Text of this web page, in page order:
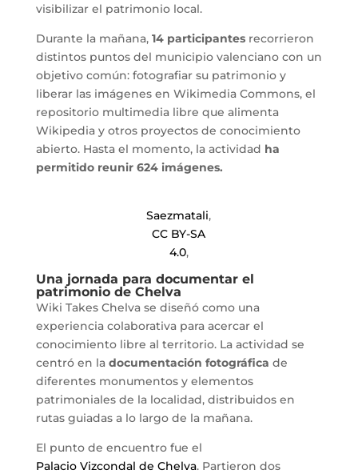
visibilizar el patrimonio local.
Durante la mañana, 14 participantesrecorrieron
distintos puntos del municipio valenciano con un
objetivo común: fotografiar su patrimonio y
liberar las imágenes en Wikimedia Commons, el
repositorio multimedia libre que alimenta
Wikipedia y otros proyectos de conocimiento
abierto. Hasta el momento, la actividad ha
permitido reunir 624 imágenes.
Saezmatali,
CC BY-SA
4.0,
Una jornada para documentar el
patrimonio de Chelva
Wiki Takes Chelva se diseñó como una
experiencia colaborativa para acercar el
conocimiento libre al territorio. La actividad se
centró en la documentación fotográfica de
diferentes monumentos y elementos
patrimoniales de la localidad, distribuidos en
rutas guiadas a lo largo de la mañana.
El punto de encuentro fue el
Palacio Vizcondal de Chelva. Partieron dos